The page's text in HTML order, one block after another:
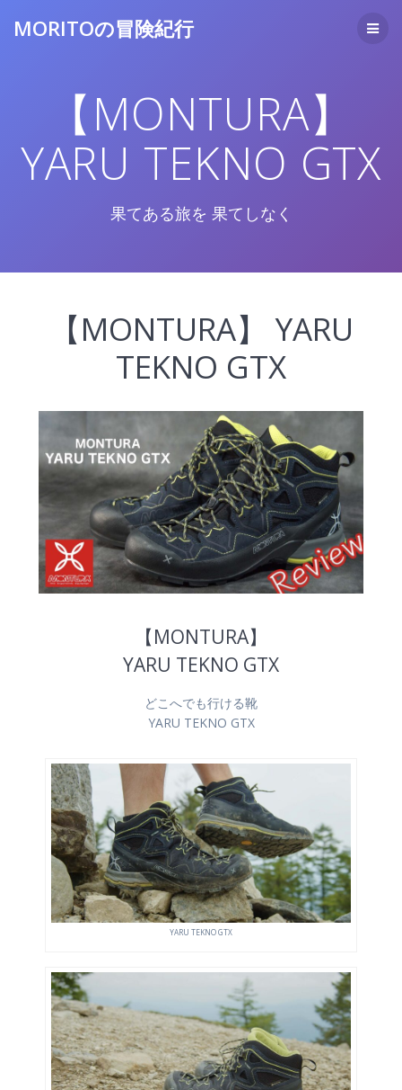
へ
ッ
プ
MORITOの冒険紀行
【MONTURA】
YARU TEKNO GTX
果てある旅を 果てしなく
【MONTURA】 YARU
TEKNO GTX
【MONTURA】
YARU TEKNO GTX
どこへでも行ける靴
YARU TEKNO GTX
YARU TEKNO GTX